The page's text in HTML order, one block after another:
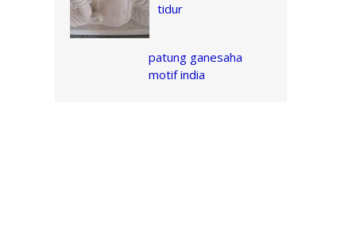
tidur
patung ganesaha
motif india